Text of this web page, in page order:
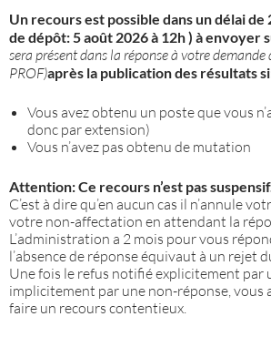
Un recours est possible dans un délai de
de dépôt: 5 août 2026 à 12h ) à envoyer
sera présent dans la réponse à votre
PROF)après la publication des résultats
Vous avez obtenu un poste que vous
donc par extension)
Vous n’avez pas obtenu de mutation
Attention:Ce recours n’est pas
C’est à dire qu’en aucun cas il n’annule
votre non-affectation en attendant la
L’administration a 2 mois pour vous
l’absence de réponse équivaut à un rejet
Une fois le refus notifié explicitement par
implicitement par une non-réponse, vous
faire un recours contentieux.